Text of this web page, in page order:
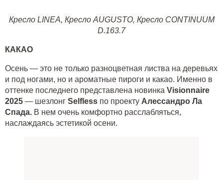
Кресло LINEA, Кресло AUGUSTO, Кресло CONTINUUM
D.163.7
КАКАО
Осень — это не только разноцветная листва на деревьях
и под ногами, но и ароматные пироги и какао. Именно в
оттенке последнего представлена новинка Visionnaire
2025 — шезлонг Selfless по проекту Алессандро Ла
Спада. В нем очень комфортно расслабляться,
наслаждаясь эстетикой осени.